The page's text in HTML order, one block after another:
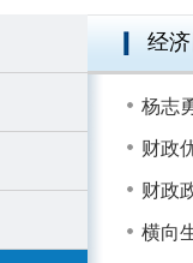
经
杨志
财政
财政
横向